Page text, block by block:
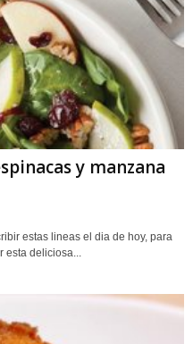
y manzana
estas lineas el dia de hoy, para
esta deliciosa...